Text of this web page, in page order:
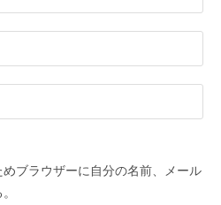
ブラウザーに自分の名前、メール